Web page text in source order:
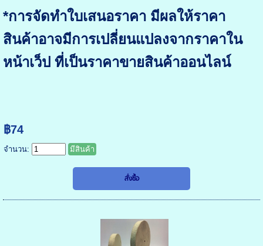
*การจัดทำใบเสนอราคา มีผลให้ราคา
สินค้าอาจมีการเปลี่ยนแปลงจากราคาใน
หน้าเว็ป ที่เป็นราคาขายสินค้าออนไลน์
฿74
จำนวน: มีสินค้า